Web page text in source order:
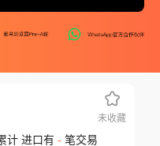
计 进口有 -笔交易
未收藏